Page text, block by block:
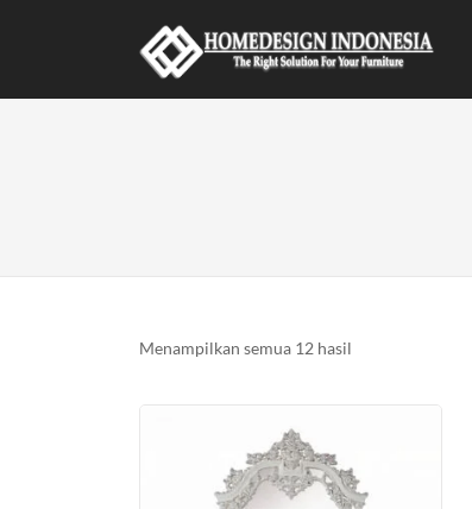
Menampilkan semua 12 hasil
yang